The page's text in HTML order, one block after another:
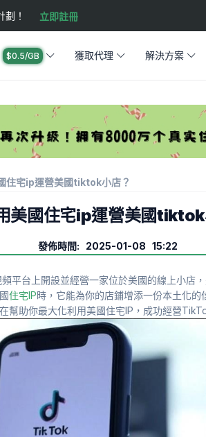
！ 立即註冊
$0.5/GB 獲取代理 解決方案
住宅ip運營美國tiktok小店？
美國住宅ip運營美國tiktok
發佈時間: 2025-01-08 15:22
平台上開設並經營一家位於美國的線上小店
住宅IP時，它能為你的店鋪增添一份本土化
幫助你最大化利用美國住宅IP，成功經營